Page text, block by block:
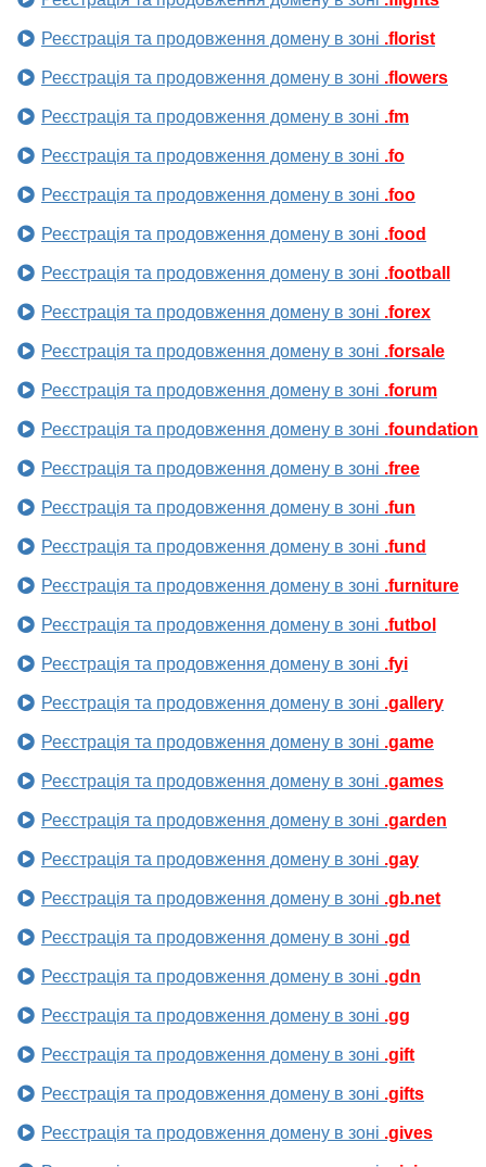
Реєстрація та продовження домену в зоні .florist
Реєстрація та продовження домену в зоні .flowers
Реєстрація та продовження домену в зоні .fm
Реєстрація та продовження домену в зоні .fo
Реєстрація та продовження домену в зоні .foo
Реєстрація та продовження домену в зоні .food
Реєстрація та продовження домену в зоні .football
Реєстрація та продовження домену в зоні .forex
Реєстрація та продовження домену в зоні .forsale
Реєстрація та продовження домену в зоні .forum
Реєстрація та продовження домену в зоні .foundation
Реєстрація та продовження домену в зоні .free
Реєстрація та продовження домену в зоні .fun
Реєстрація та продовження домену в зоні .fund
Реєстрація та продовження домену в зоні .furniture
Реєстрація та продовження домену в зоні .futbol
Реєстрація та продовження домену в зоні .fyi
Реєстрація та продовження домену в зоні .gallery
Реєстрація та продовження домену в зоні .game
Реєстрація та продовження домену в зоні .games
Реєстрація та продовження домену в зоні .garden
Реєстрація та продовження домену в зоні .gay
Реєстрація та продовження домену в зоні .gb.net
Реєстрація та продовження домену в зоні .gd
Реєстрація та продовження домену в зоні .gdn
Реєстрація та продовження домену в зоні .gg
Реєстрація та продовження домену в зоні .gift
Реєстрація та продовження домену в зоні .gifts
Реєстрація та продовження домену в зоні .gives